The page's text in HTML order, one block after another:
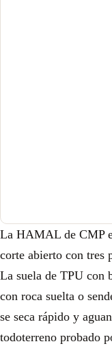
La HAMAL de CMP
corte abierto con tres
La suela de TPU con
con roca suelta o
se seca rápido y
todoterreno probado